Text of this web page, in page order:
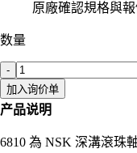
原廠確認規格與
数量
-
加入询价单
产品说明
6810 為 NSK 深溝滾珠